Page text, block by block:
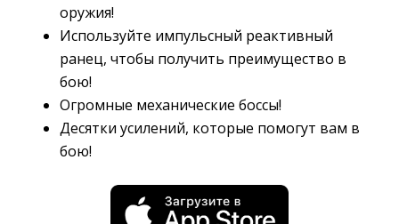
оружия!
Используйте импульсный реактивный
ранец, чтобы получить преимущество в
бою!
Огромные механические боссы!
Десятки усилений, которые помогут вам в
бою!